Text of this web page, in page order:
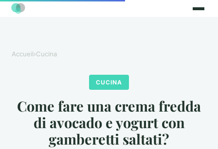
Accueil›Cucina
CUCINA
Come fare una crema fredda
di avocado e yogurt con
gamberetti saltati?